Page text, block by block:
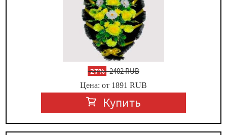
-27%2402 RUB
Цена: от 1891 RUB
Купить